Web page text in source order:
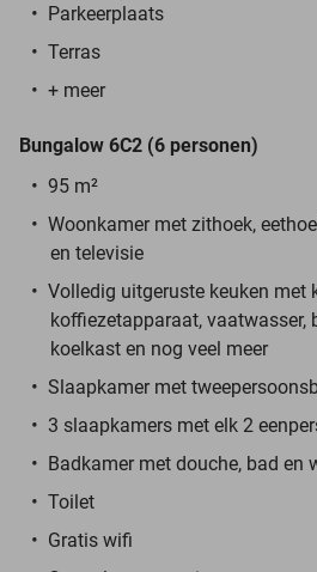
Parkeerplaats
Terras
+ meer
Bungalow 6C2 (6 personen)
95 m²
Woonkamer met zithoek,
en televisie
Volledig uitgeruste keuken met
koffiezetapparaat, vaatwasser,
koelkast en nog veel meer
Slaapkamer met
3 slaapkamers met elk 2
Badkamer met douche, bad en
Toilet
Gratis wifi